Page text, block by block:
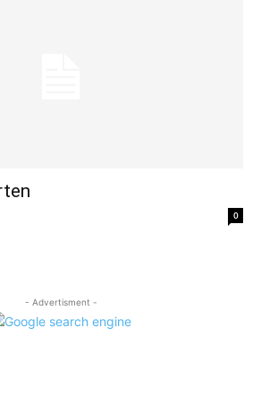
0
- Advertisment -